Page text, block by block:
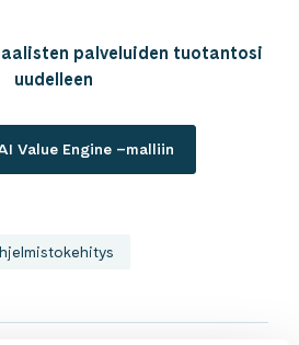
palveluiden tuotantosi
uudelleen
Value Engine –malliin